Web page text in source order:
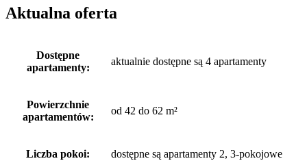
Aktualna oferta
Dostępne
apartamenty:
aktualnie dostępne są 4 apartamenty
Powierzchnie
apartamentów:
od 42 do 62 m²
Liczba pokoi: dostępne są apartamenty 2, 3-pokojowe